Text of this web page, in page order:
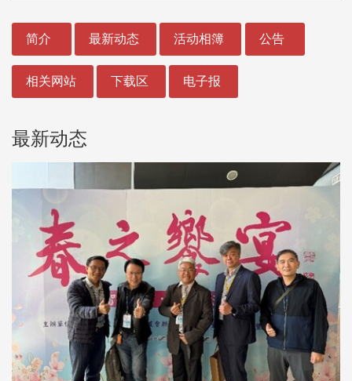
简介 最新动态 活动相簿 公告
相关网站 下载区 电子报
最新动态